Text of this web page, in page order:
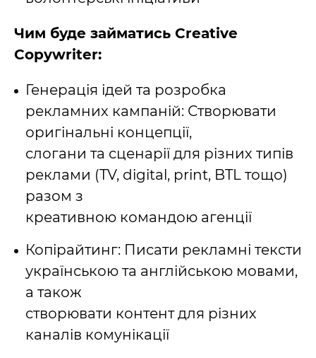
Чим буде займатись Creative
Copywriter:
Генерація ідей та розробка
рекламних кампаній: Створювати
оригінальні концепції,
слогани та сценарії для різних типів
реклами (TV, digital, print, BTL тощо)
разом з
креативною командою агенції
Копірайтинг: Писати рекламні тексти
українською та англійською мовами,
а також
створювати контент для різних
каналів комунікації